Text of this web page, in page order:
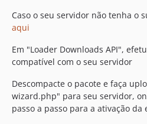
Caso o seu servidor não tenha o
aqui
Em "Loader Downloads API",
compatível com o seu servidor
Descompacte o pacote e faça
wizard.php" para seu servidor,
passo a passo para a ativação da